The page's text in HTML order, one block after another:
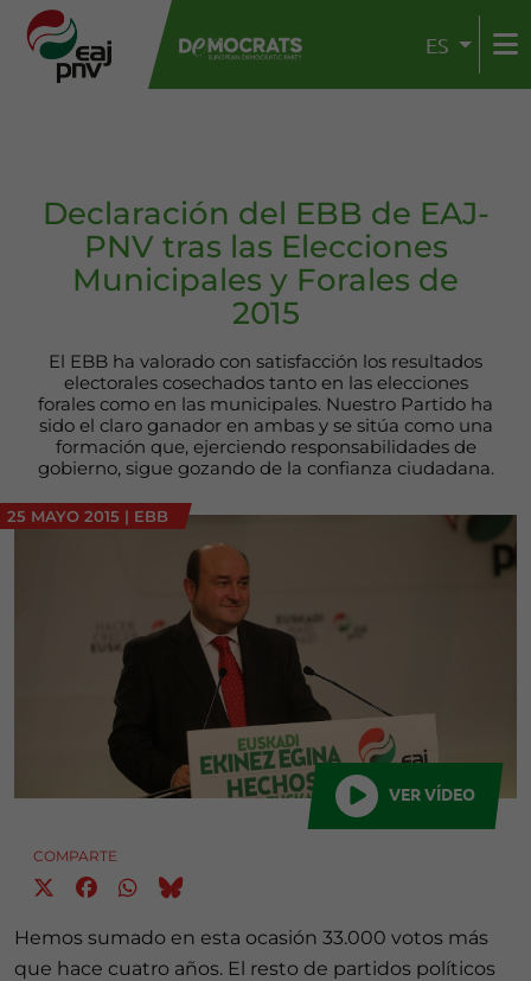
ES
Declaración del EBB de EAJ-
PNV tras las Elecciones
Municipales y Forales de
2015
El EBB ha valorado con satisfacción los resultados
electorales cosechados tanto en las elecciones
forales como en las municipales. Nuestro Partido ha
sido el claro ganador en ambas y se sitúa como una
formación que, ejerciendo responsabilidades de
gobierno, sigue gozando de la confianza ciudadana.
25 MAYO 2015 | EBB
VER VÍDEO
COMPARTE
Hemos sumado en esta ocasión 33.000 votos más
que hace cuatro años. El resto de partidos políticos